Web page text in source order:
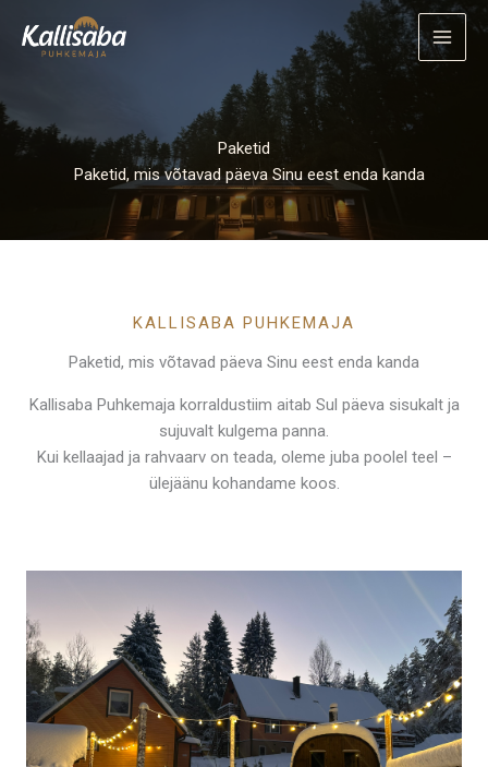
Paketid
Paketid, mis võtavad päeva Sinu eest enda kanda
KALLISABA PUHKEMAJA
Paketid, mis võtavad päeva Sinu eest enda kanda
Kallisaba Puhkemaja korraldustiim aitab Sul päeva sisukalt ja
sujuvalt kulgema panna.
Kui kellaajad ja rahvaarv on teada, oleme juba poolel teel –
ülejäänu kohandame koos.